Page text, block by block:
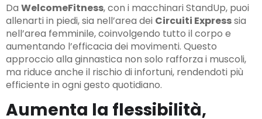
Da WelcomeFitness, con i macchinari StandUp, puoi
allenarti in piedi, sia nell’area dei Circuiti Expresssia
nell’area femminile, coinvolgendo tutto il corpo e
aumentando l’efficacia dei movimenti. Questo
approccio alla ginnastica non solo rafforza i muscoli,
ma riduce anche il rischio di infortuni, rendendoti più
efficiente in ogni gesto quotidiano.
Aumenta la flessibilità,